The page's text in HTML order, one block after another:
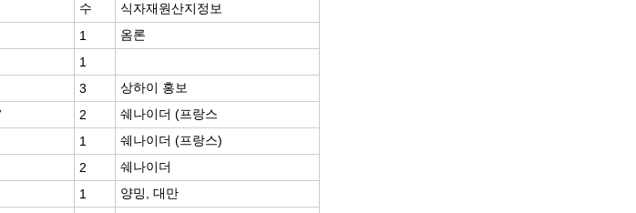
수
식자재원산지정보
1
옴론
1
3
상하이 홍보
2
쉐나이더 (프랑스
1
쉐나이더 (프랑스)
2
쉐나이더
1
양밍, 대만